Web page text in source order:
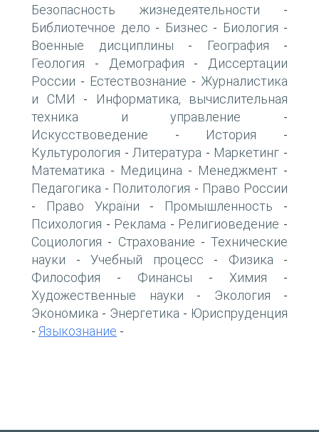
Безопасность жизнедеятельности -
Библиотечное дело - Бизнес - Биология -
Военные дисциплины - География -
Геология - Демография -
Диссертации
России - Естествознание - Журналистика
и СМИ -
Информатика, вычислительная
техника и управление -
Искусствоведение - История -
Культурология - Литература - Маркетинг -
Математика - Медицина - Менеджмент -
Педагогика - Политология - Право России
- Право України - Промышленность -
Психология - Реклама - Религиоведение -
Социология - Страхование - Технические
науки - Учебный процесс - Физика -
Философия - Финансы - Химия -
Художественные науки - Экология -
Экономика - Энергетика - Юриспруденция
- Языкознание -